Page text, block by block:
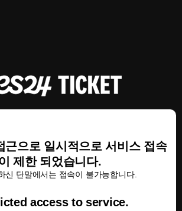
근으로 일시적으로 서비스 접속
이 제한 되었습니다.
신 단말에서는 접속이 불가능합니다.
access to service.